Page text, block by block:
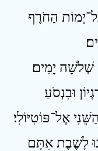
הַחֹרֶף
וּבִנְסֹעַ
אֶל־פּוֹטִיּוֹלִי׃
לָשֶׁבֶת אִתָּם